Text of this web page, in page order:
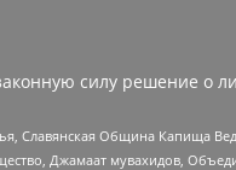
силу решение о
Славянская Община Капища
Джамаат мувахидов,